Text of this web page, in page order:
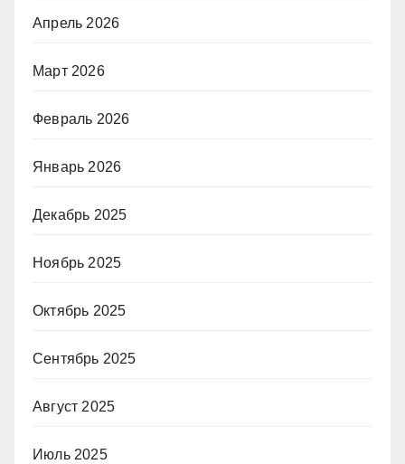
Апрель 2026
Март 2026
Февраль 2026
Январь 2026
Декабрь 2025
Ноябрь 2025
Октябрь 2025
Сентябрь 2025
Август 2025
Июль 2025